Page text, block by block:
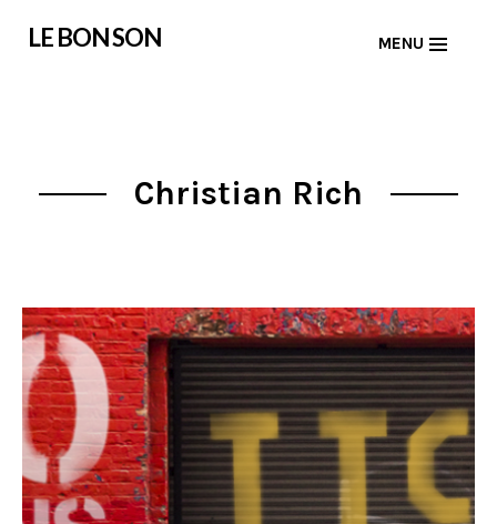
LE BON SON MENU
Christian Rich